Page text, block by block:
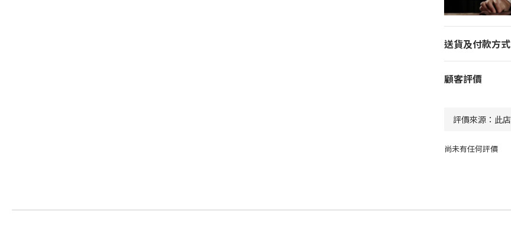
送貨及付款方式
顧客評價
尚未有任何評價